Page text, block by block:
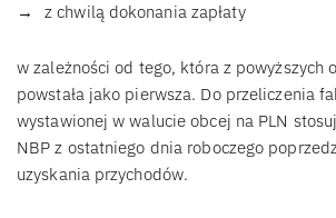
z chwilą dokonania zapłaty
w zależności od tego, która z powyższych
powstała jako pierwsza. Do przeliczenia
wystawionej w walucie obcej na PLN
NBP z ostatniego dnia roboczego
uzyskania przychodów.